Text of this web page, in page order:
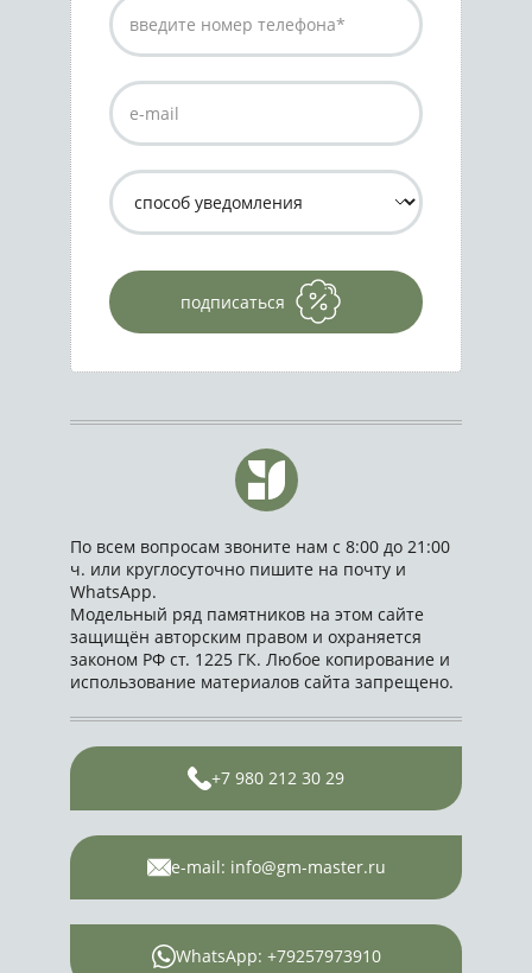
подписаться
По всем вопросам звоните нам с 8:00 до 21:00
ч. или круглосуточно пишите на почту и
WhatsApp.
Модельный ряд памятников на этом сайте
защищён авторским правом и охраняется
законом РФ ст. 1225 ГК. Любое копирование и
использование материалов сайта запрещено.
+7 980 212 30 29
e-mail: info@gm-master.ru
WhatsApp: +79257973910